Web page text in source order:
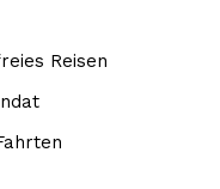
Reisen